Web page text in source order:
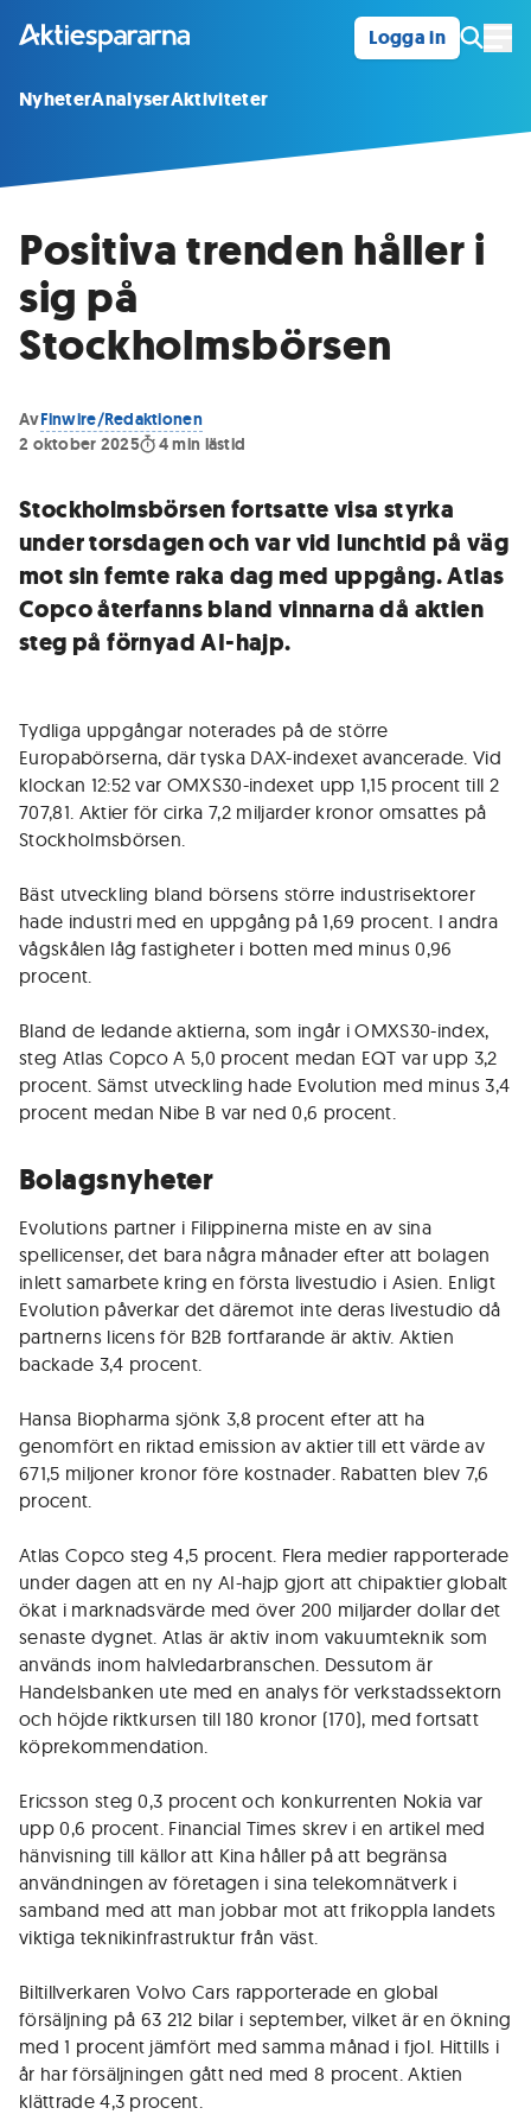
Logga in
NyheterAnalyserAktiviteter
Positiva trenden håller i
sig på
Stockholmsbörsen
AvFinwire/Redaktionen
2 oktober 2025
4min lästid
Stockholmsbörsen fortsatte visa styrka
under torsdagen och var vid lunchtid på väg
mot sin femte raka dag med uppgång. Atlas
Copco återfanns bland vinnarna då aktien
steg på förnyad AI-hajp.
Tydliga uppgångar noterades på de större
Europabörserna, där tyska DAX-indexet avancerade. Vid
klockan 12:52 var OMXS30-indexet upp 1,15 procent till 2
707,81. Aktier för cirka 7,2 miljarder kronor omsattes på
Stockholmsbörsen.
Bäst utveckling bland börsens större industrisektorer
hade industri med en uppgång på 1,69 procent. I andra
vågskålen låg fastigheter i botten med minus 0,96
procent.
Bland de ledande aktierna, som ingår i OMXS30-index,
steg Atlas Copco A 5,0 procent medan EQT var upp 3,2
procent. Sämst utveckling hade Evolution med minus 3,4
procent medan Nibe B var ned 0,6 procent.
Bolagsnyheter
Evolutions partner i Filippinerna miste en av sina
spellicenser, det bara några månader efter att bolagen
inlett samarbete kring en första livestudio i Asien. Enligt
Evolution påverkar det däremot inte deras livestudio då
partnerns licens för B2B fortfarande är aktiv. Aktien
backade 3,4 procent.
Hansa Biopharma sjönk 3,8 procent efter att ha
genomfört en riktad emission av aktier till ett värde av
671,5 miljoner kronor före kostnader. Rabatten blev 7,6
procent.
Atlas Copco steg 4,5 procent. Flera medier rapporterade
under dagen att en ny AI-hajp gjort att chipaktier globalt
ökat i marknadsvärde med över 200 miljarder dollar det
senaste dygnet. Atlas är aktiv inom vakuumteknik som
används inom halvledarbranschen. Dessutom är
Handelsbanken ute med en analys för verkstadssektorn
och höjde riktkursen till 180 kronor (170), med fortsatt
köprekommendation.
Ericsson steg 0,3 procent och konkurrenten Nokia var
upp 0,6 procent. Financial Times skrev i en artikel med
hänvisning till källor att Kina håller på att begränsa
användningen av företagen i sina telekomnätverk i
samband med att man jobbar mot att frikoppla landets
viktiga teknikinfrastruktur från väst.
Biltillverkaren Volvo Cars rapporterade en global
försäljning på 63 212 bilar i september, vilket är en ökning
med 1 procent jämfört med samma månad i fjol. Hittills i
år har försäljningen gått ned med 8 procent. Aktien
klättrade 4,3 procent.